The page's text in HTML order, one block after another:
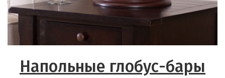
Напольные глобус-бары